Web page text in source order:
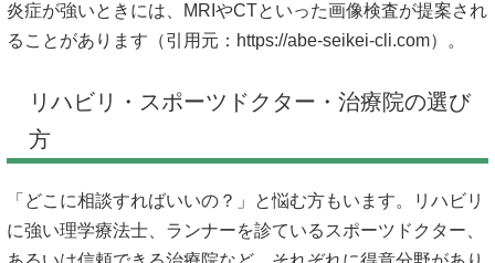
炎症が強いときには、MRIやCTといった画像検査が提案され
ることがあります（引用元： https://abe-seikei-cli.com）。
リハビリ・スポーツドクター・治療院の選び
方
「どこに相談すればいいの？」と悩む方もいます。リハビリ
に強い理学療法士、ランナーを診ているスポーツドクター、